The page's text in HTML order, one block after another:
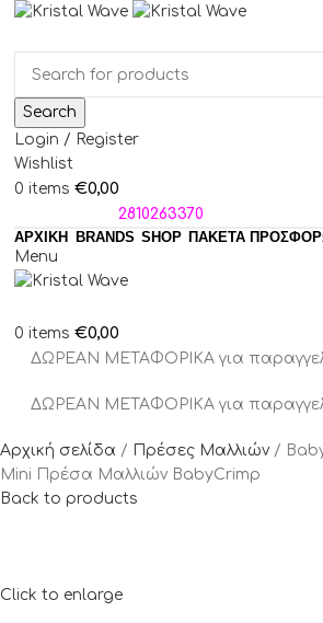
Search
Login / Register
Wishlist
0 items €0,00
2810263370
ΑΡΧΙΚΗ
BRANDS SHOP ΠΑΚΈΤΑ
Menu
0 items €0,00
ΔΩΡΕΑΝ ΜΕΤΑΦΟΡΙΚΑ για
ΔΩΡΕΑΝ ΜΕΤΑΦΟΡΙΚΑ για
Αρχική σελίδα Πρέσες Μαλλιών
Mini Πρέσα Μαλλιών BabyCrimp
Back to products
Click to enlarge